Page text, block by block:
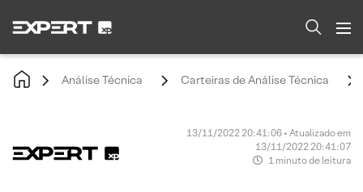
Análise Técnica Carteiras de Análise Técnica
13/11/2022 20:41:06 • Atualizado em
13/11/2022 20:41:07
1 minuto de leitura